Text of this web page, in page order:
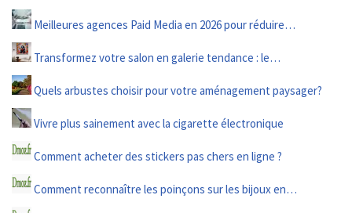
Meilleures agences Paid Media en 2026 pour réduire…
Transformez votre salon en galerie tendance : le…
Quels arbustes choisir pour votre aménagement paysager?
Vivre plus sainement avec la cigarette électronique
Comment acheter des stickers pas chers en ligne ?
Comment reconnaître les poinçons sur les bijoux en…